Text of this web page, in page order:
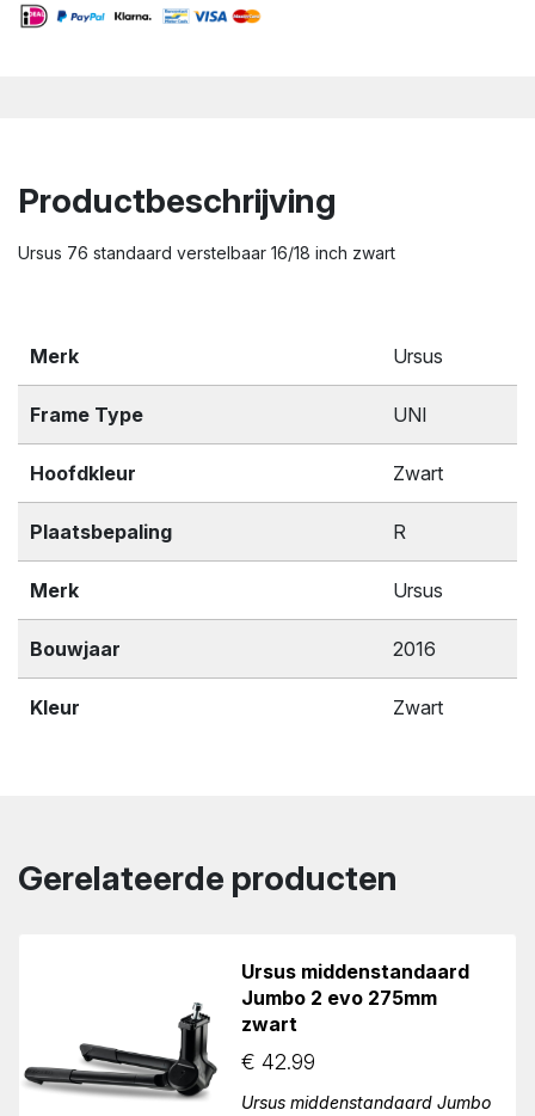
Productbeschrijving
Ursus 76 standaard verstelbaar 16/18 inch zwart
Merk Ursus
Frame Type UNI
Hoofdkleur Zwart
Plaatsbepaling R
Merk Ursus
Bouwjaar 2016
Kleur Zwart
Gerelateerde producten
Ursus middenstandaard
Jumbo 2 evo 275mm
zwart
€ 42.99
Ursus middenstandaard Jumbo